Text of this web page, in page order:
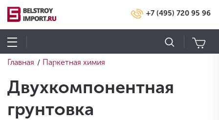
+7 (495) 720 95 96
Главная / Паркетная химия
Двухкомпонентная
грунтовка